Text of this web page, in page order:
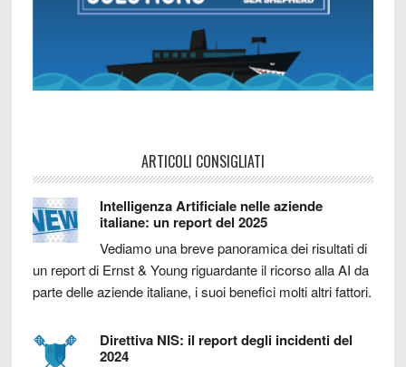
ARTICOLI CONSIGLIATI
Intelligenza Artificiale nelle aziende
italiane: un report del 2025
Vediamo una breve panoramica dei risultati di
un report di Ernst & Young riguardante il ricorso alla AI da
parte delle aziende italiane, i suoi benefici molti altri fattori.
Direttiva NIS: il report degli incidenti del
2024